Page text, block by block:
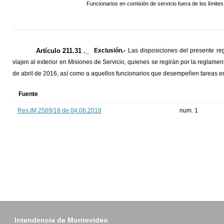
Funcionarios en comisión de servicio fuera de los
Artículo 211.31 ._ Exclusión.- Las disposiciones del presente
viajen al exterior en Misiones de Servicio, quienes se regirán por la
de abril de 2016, así como a aquellos funcionarios que desempeñen tareas
Fuente
Res.IM 2569/18 de 04.06.2018 num. 1
Intendencia de Montevideo